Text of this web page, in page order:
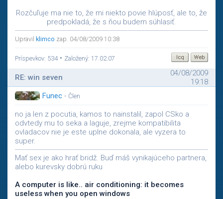
Rozčuľuje ma nie to, že mi niekto povie hlúposť, ale to, že
predpokladá, že s ňou budem súhlasiť.
Upravil klimco zap. 04/08/2009 10:38
Príspevkov: 534• Založený: 17.02.07
RE: win seven
04/08/2009
19:18
Funec - Člen
no ja len z pocutia, kamos to nainstalil, zapol CSko a
odvtedy mu to seka a laguje, zrejme kompatibilita
ovladacov nie je este uplne dokonala, ale vyzera to
super.
Mať sex je ako hrať bridž. Buď máš vynikajúceho partnera,
alebo kurevsky dobrú ruku
A computer is like.. air conditioning: it becomes
useless when you open windows